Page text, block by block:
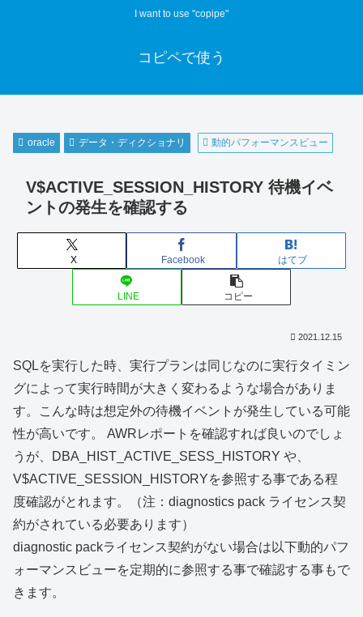
I want to use "copipe"
コピペで使う
oracle データ・ディクショナリ 動的パフォーマンスビュー
V$ACTIVE_SESSION_HISTORY 待機イベ
ントの発生を確認する
X Facebook はてブ
LINE コピー
2021.12.15
SQLを実行した時、実行プランは同じなのに実行タイミン
グによって実行時間が大きく変わるような場合がありま
す。こんな時は想定外の待機イベントが発生している可能
性が高いです。 AWRレポートを確認すれば良いのでしょ
うが、DBA_HIST_ACTIVE_SESS_HISTORY や、
V$ACTIVE_SESSION_HISTORYを参照する事である程
度確認がとれます。（注：diagnostics pack ライセンス契
約がされている必要あります）
diagnostic packライセンス契約がない場合は以下動的パフ
ォーマンスビューを定期的に参照する事で確認する事もで
きます。